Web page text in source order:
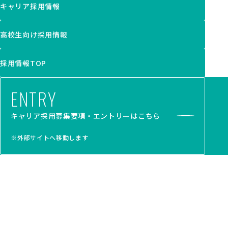
キャリア採用情報
高校生向け採用情報
採用情報TOP
ENTRY
キャリア採用募集要項・エントリーはこちら
※外部サイトへ移動します
CONTACT